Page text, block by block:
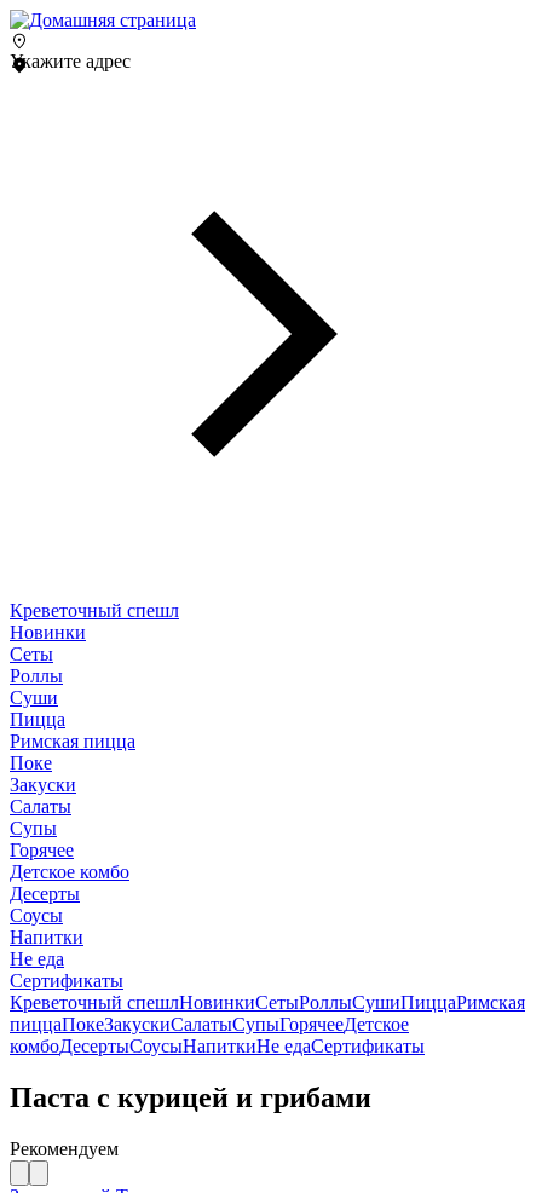
Укажите адрес
Креветочный спешл
Новинки
Сеты
Роллы
Суши
Пицца
Римская пицца
Поке
Закуски
Салаты
Супы
Горячее
Детское комбо
Десерты
Соусы
Напитки
Не еда
Сертификаты
Креветочный спешлНовинкиСетыРоллыСушиПиццаРимская
пиццаПокеЗакускиСалатыСупыГорячееДетское
комбоДесертыСоусыНапиткиНе едаСертификаты
Паста с курицей и грибами
Рекомендуем